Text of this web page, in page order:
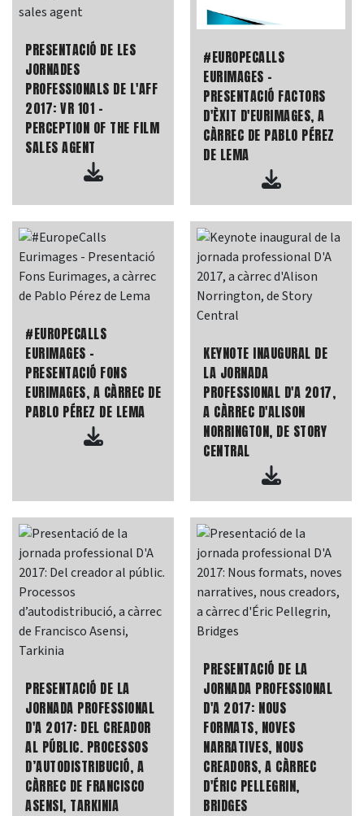
PRESENTACIÓ DE LES
JORNADES
PROFESSIONALS DE L'AFF
2017: VR 101 -
PERCEPTION OF THE FILM
SALES AGENT
#EUROPECALLS
EURIMAGES -
PRESENTACIÓ FACTORS
D'ÈXIT D'EURIMAGES, A
CÀRREC DE PABLO PÉREZ
DE LEMA
#EUROPECALLS
EURIMAGES -
PRESENTACIÓ FONS
EURIMAGES, A CÀRREC DE
PABLO PÉREZ DE LEMA
KEYNOTE INAUGURAL DE
LA JORNADA
PROFESSIONAL D'A 2017,
A CÀRREC D'ALISON
NORRINGTON, DE STORY
CENTRAL
PRESENTACIÓ DE LA
JORNADA PROFESSIONAL
D'A 2017: DEL CREADOR
AL PÚBLIC. PROCESSOS
D’AUTODISTRIBUCIÓ, A
CÀRREC DE FRANCISCO
ASENSI, TARKINIA
PRESENTACIÓ DE LA
JORNADA PROFESSIONAL
D'A 2017: NOUS
FORMATS, NOVES
NARRATIVES, NOUS
CREADORS, A CÀRREC
D'ÉRIC PELLEGRIN,
BRIDGES